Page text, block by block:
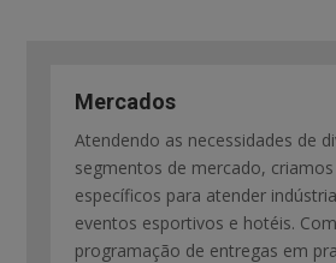
Mercados
Atendendo as necessidades de
segmentos de mercado,
específicos para atender
eventos esportivos e hotéis.
programação de entregas em